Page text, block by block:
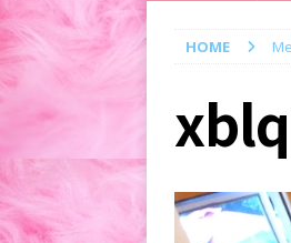
HOME
xblq